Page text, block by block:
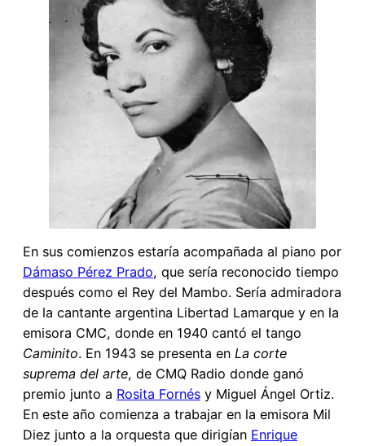
En sus comienzos estaría acompañada al piano por
Dámaso Pérez Prado, que sería reconocido tiempo
después como el Rey del Mambo. Sería admiradora
de la cantante argentina Libertad Lamarque y en la
emisora CMC, donde en 1940 cantó el tango
Caminito. En 1943 se presenta en La corte
suprema del arte, de CMQ Radio donde ganó
premio junto a Rosita Fornés y Miguel Ángel Ortiz.
En este año comienza a trabajar en la emisora Mil
Diez junto a la orquesta que dirigían Enrique